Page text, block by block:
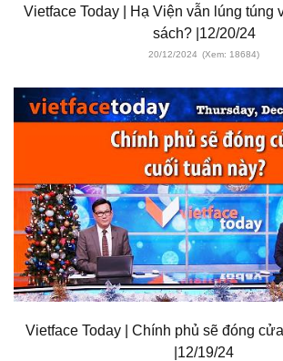
Vietface Today | Hạ Viện vẫn lúng túng
sách? |12/20/24
20/12/2024 (Xem: 18684)
Vietface Today | Chính phủ sẽ đóng
|12/19/24